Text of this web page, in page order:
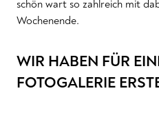
schön wart so zahlreich mit
Wochenende.
WIR HABEN FÜR
FOTOGALERIE